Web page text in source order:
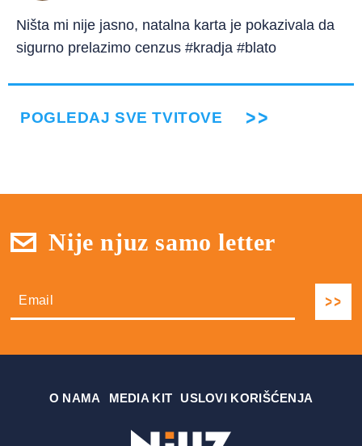
Ništa mi nije jasno, natalna karta je pokazivala da
sigurno prelazimo cenzus #kradja #blato
POGLEDAJ SVE TVITOVE
Nije njuz samo letter
О NAMA MEDIA KIT USLOVI KORIŠĆENJA